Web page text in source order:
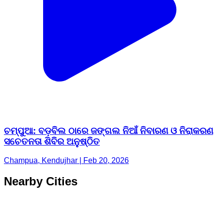
ଚମ୍ପୁଆ: ବଡ଼ବିଲ ଠାରେ ଜଙ୍ଗଲ ନିଆଁ ନିବାରଣ ଓ ନିରାକରଣ
ସଚେତନତା ଶିବିର ଅନୁଷ୍ଠିତ
Champua, Kendujhar | Feb 20, 2026
Nearby Cities